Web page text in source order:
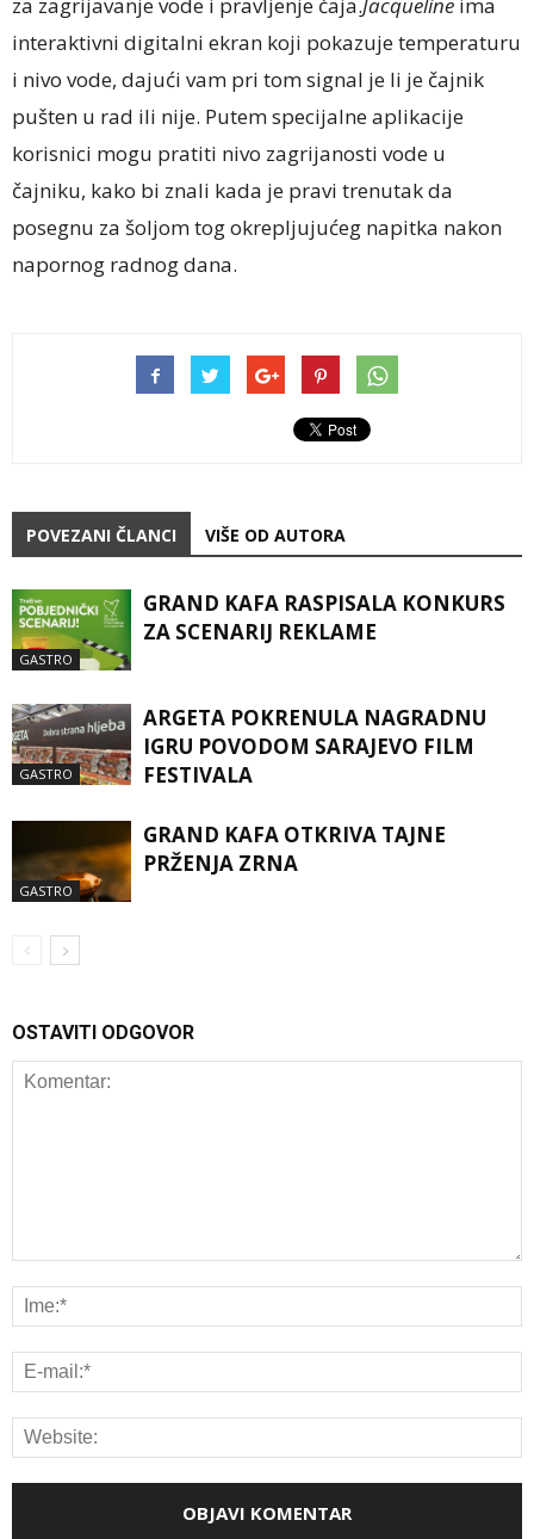
interaktivni digitalni ekran koji pokazuje temperaturu
i nivo vode, dajući vam pri tom signal je li je čajnik
pušten u rad ili nije. Putem specijalne aplikacije
korisnici mogu pratiti nivo zagrijanosti vode u
čajniku, kako bi znali kada je pravi trenutak da
posegnu za šoljom tog okrepljujućeg napitka nakon
napornog radnog dana.
POVEZANI ČLANCI VIŠE OD AUTORA
GASTRO
GRAND KAFA RASPISALA KONKURS
ZA SCENARIJ REKLAME
GASTRO
ARGETA POKRENULA NAGRADNU
IGRU POVODOM SARAJEVO FILM
FESTIVALA
GASTRO
GRAND KAFA OTKRIVA TAJNE
PRŽENJA ZRNA
OSTAVITI ODGOVOR